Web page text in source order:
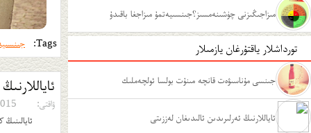
مىزاجىڭىزنى چۈشىنەمسىز؟جىنسىيەتمۇ مىزاجغا باقىدۇ
تورداشلار ياقتۇرغان يازمىلار
جىنسى مۇناسىۋەت قانچە مىنۇت بولسا ئولچەملىك
ئاياللارنىڭ ئەرلىرىدىن ئالىدىغان لەززىتى
Tags:
ۋاقتى:
12-07